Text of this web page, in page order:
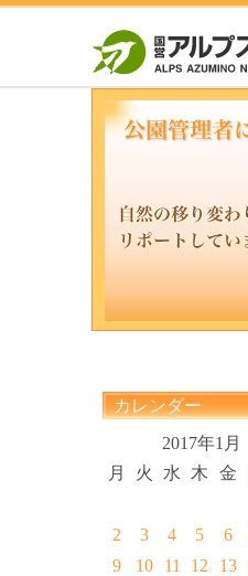
カレンダー
2017年1月
月
火 水 木 金
2
3 4 5 6
9
10 11 12 13